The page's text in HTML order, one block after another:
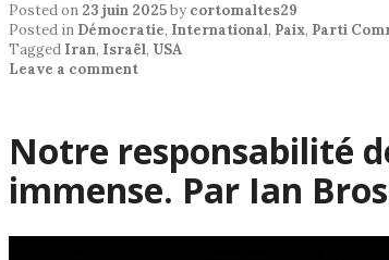
Posted on 23 juin 2025by cortomaltes29
Posted in Démocratie, International, Paix, Parti
Tagged Iran, Israël, USA
Leave a comment
Notre responsabilité
immense. Par Ian